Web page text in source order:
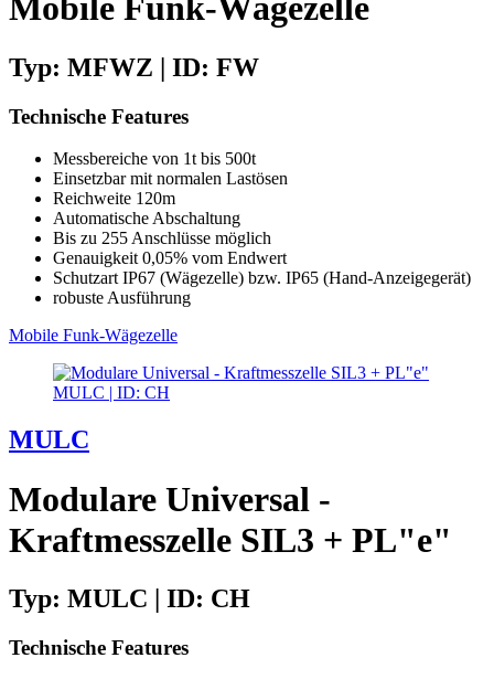
Mobile Funk-Wägezelle
Typ: MFWZ | ID: FW
Technische Features
Messbereiche von 1t bis 500t
Einsetzbar mit normalen Lastösen
Reichweite 120m
Automatische Abschaltung
Bis zu 255 Anschlüsse möglich
Genauigkeit 0,05% vom Endwert
Schutzart IP67 (Wägezelle) bzw. IP65 (Hand-Anzeigegerät)
robuste Ausführung
Mobile Funk-Wägezelle
MULC | ID: CH
MULC
Modulare Universal -
Kraftmesszelle SIL3 + PL"e"
Typ: MULC | ID: CH
Technische Features